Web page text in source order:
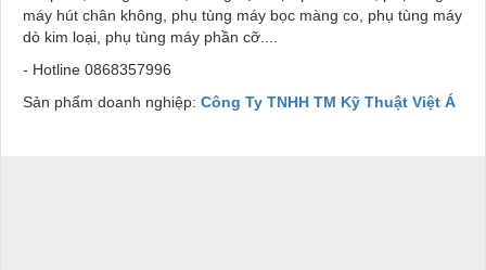
máy hút chân không, phụ tùng máy bọc màng co, phụ tùng máy
dò kim loại, phụ tùng máy phần cỡ....
- Hotline 0868357996
Sản phẩm doanh nghiệp: Công Ty TNHH TM Kỹ Thuật Việt Á